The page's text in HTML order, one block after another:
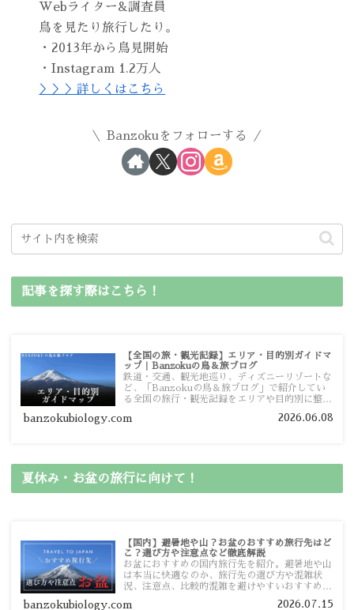
Webライター&調査員
鳥を見たり旅行したり。
・2013年から鳥見開始
・Instagram 1.2万人
＞＞＞詳しくはこちら
Banzokuをフォローする
記事を探す際はこちら！
【全国の旅・観光記録】エリア・目的別ガイドマ
ップ｜Banzokuの鳥＆旅ブログ
鉄道・交通、観光地巡り、ディズニーリゾートな
ど、「Banzokuの鳥＆旅ブログ」で紹介してい
る全国の旅行・観光記録をエリアや目的別に整理
ガイドマップからスムーズに見つけていただけま
banzokubiology.com 2026.06.08
夏休み・お盆の旅行に向けて！
【国内】避暑地や山？お盆のおすすめ旅行先はど
こ？選び方や注意点など徹底解説
お盆におすすめの国内旅行先を紹介。避暑地や山
は本当に快適なのか、旅行先の選び方や混雑状
況、注意点、比較的混雑を避けやすいおすすめス
す。
banzokubiology.com 2026.07.15